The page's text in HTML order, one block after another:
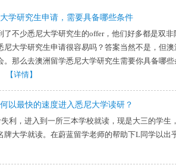
学研究生申请，需要具备哪些条件
了不少悉尼大学研究生的offer，他们好多都是双
尼大学研究生申请很容易吗？答案当然不是，但
。那么去澳洲留学​悉尼大学研究生需要你具备哪
【详情】
以最快的速度进入悉尼大学读研？
利，进入到一所三本学校就读，现是大三的学生
牌大学就读。在蔚蓝留学老师的帮助下L同学以出